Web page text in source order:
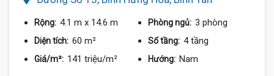
Rộng: 4.1 m x 14.6 m Phòng ngủ: 3 phòng
Diện tích: 60 m² Số tầng: 4 tầng
Giá/m²: 141 triệu/m² Hướng: Nam